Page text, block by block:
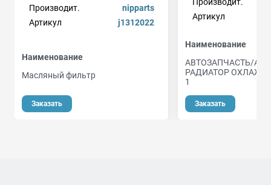
Производит.
nipparts
Артикул
j1312022
Наименование
Масляный фильтр
Заказать
Артикул
Наименование
АВТОЗАПЧАСТЬ/
РАДИАТОР
1
Заказать